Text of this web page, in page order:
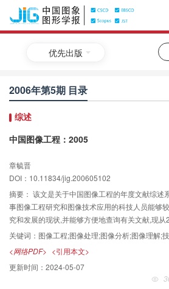
优先出版
2006年第5期 目录
综述
中国图像工程：2005
章毓晋
DOI：10.11834/jig.200605102
摘要： 该文是关于中国图像工程的年度文献综述
事图像工程研究和图像技术应用的科技人员能够
究和发展的现状,并能够方便地查询有关文献,现
工程重要中文期刊的共112期上发表的2 734篇学
出了656篇属于图像工程领域的文献,并根据各文
像处理、图像分析、图像理解、技术应用和综述
业小类（今年结合国内图像工程的发展,增加了两
此基础上进行了各类文献的统计和分析.由统计分
关键词： 图像工程;图像处理;图像分析;图像理解;
<网络PDF> <引用本文>
更新时间： 2024-05-07